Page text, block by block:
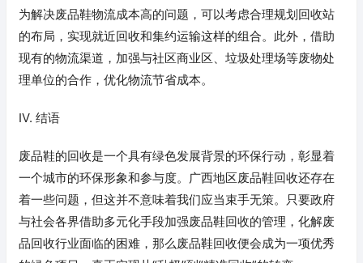
为解决废品鞋物流成本高的问题，可以考虑合理规划回收站
的布局，实现就近回收和集约运输这样的组合。此外，借助
现有的物流渠道，加强与社区商业区、垃圾处理场等废物处
理单位的合作，优化物流节省成本。
IV. 结语
废品鞋的回收是一个具有绿色发展背景的环保行动，彰显着
一个城市的环保形象和参与度。广西地区废品鞋回收还存在
着一些问题，但这并不意味着我们应当束手无策。只要政府
与社会各界借助多元化手段加强废品鞋回收的管理，化解废
品回收行业面临的困难，那么废品鞋回收便会成为一项优秀